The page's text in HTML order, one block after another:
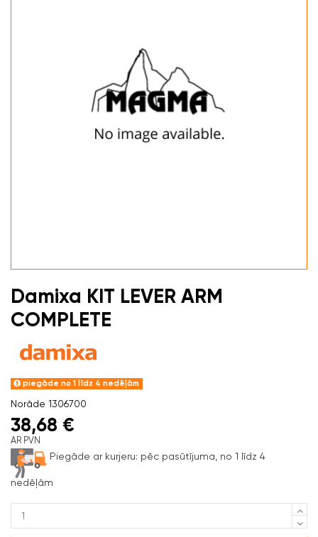
Damixa KIT LEVER ARM
COMPLETE
piegāde no 1 līdz 4 nedēļām
Norāde 1306700
38,68 €
AR PVN
Piegāde ar kurjeru: pēc pasūtījuma, no 1 līdz 4
nedēļām